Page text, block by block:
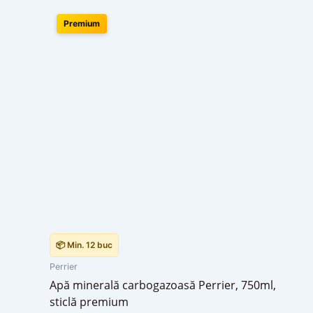
Premium
📦 Min. 12 buc
Perrier
Apă minerală carbogazoasă Perrier, 750ml,
sticlă premium